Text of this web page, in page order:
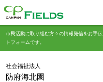
市民活動に取り組む方々の情報発信をお手
トフォームです。
社会福祉法人
防府海北園